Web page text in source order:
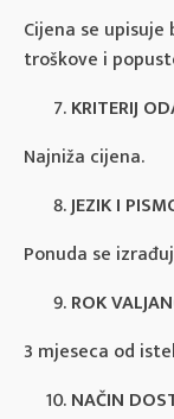
Cijena se
troškove i
KRITERIJ
Najniža cijena.
JEZIK I
Ponuda se
ROK
3 mjeseca od
NAČIN